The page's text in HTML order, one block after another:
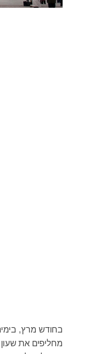
בחודש מרץ,
מחליפים את